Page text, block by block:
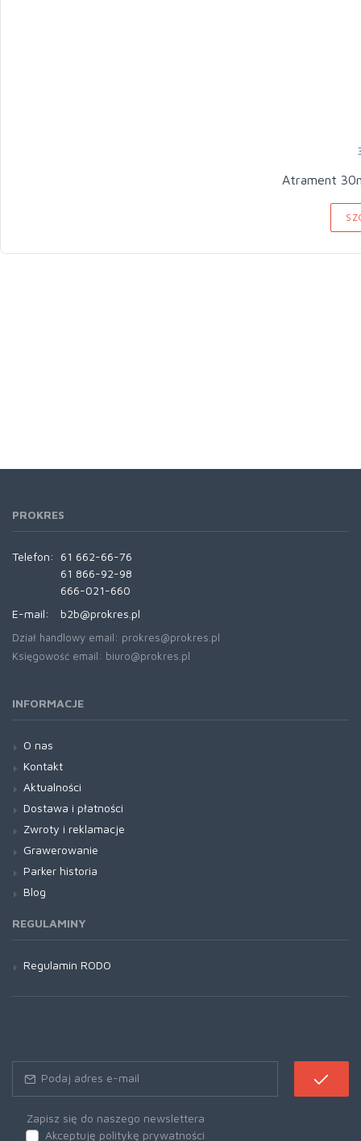
Atrament
PROKRES
Telefon:
61 662-66-76
61 866-92-98
666-021-660
E-mail:
b2b@prokres.pl
Dział handlowy email: prokres@prokres.pl
Księgowość email: biuro@prokres.pl
INFORMACJE
O nas
Kontakt
Aktualności
Dostawa i płatności
Zwroty i reklamacje
Grawerowanie
Parker historia
Blog
REGULAMINY
Regulamin RODO
Zapisz się do naszego newslettera
Akceptuję politykę prywatności